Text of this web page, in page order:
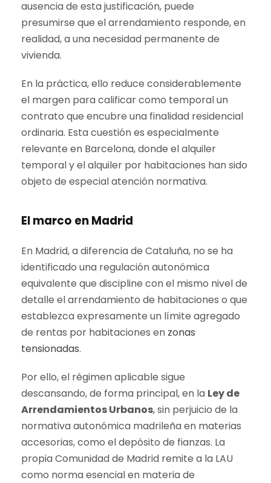
ausencia de esta justificación, puede
presumirse que el arrendamiento responde, en
realidad, a una necesidad permanente de
vivienda.
En la práctica, ello reduce considerablemente
el margen para calificar como temporal un
contrato que encubre una finalidad residencial
ordinaria. Esta cuestión es especialmente
relevante en Barcelona, donde el alquiler
temporal y el alquiler por habitaciones han sido
objeto de especial atención normativa.
El marco en Madrid
En Madrid, a diferencia de Cataluña, no se ha
identificado una regulación autonómica
equivalente que discipline con el mismo nivel de
detalle el arrendamiento de habitaciones o que
establezca expresamente un límite agregado
de rentas por habitaciones en zonas
tensionadas.
Por ello, el régimen aplicable sigue
descansando, de forma principal, en la Ley de
Arrendamientos Urbanos, sin perjuicio de la
normativa autonómica madrileña en materias
accesorias, como el depósito de fianzas. La
propia Comunidad de Madrid remite a la LAU
como norma esencial en materia de